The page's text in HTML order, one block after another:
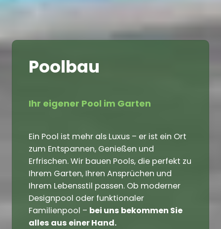
Poolbau
Ihr eigener Pool im Garten
Ein Pool ist mehr als Luxus – er ist ein Ort
zum Entspannen, Genießen und
Erfrischen. Wir bauen Pools, die perfekt zu
Ihrem Garten, Ihren Ansprüchen und
Ihrem Lebensstil passen. Ob moderner
Designpool oder funktionaler
Familienpool – bei uns bekommen Sie
alles aus einer Hand.